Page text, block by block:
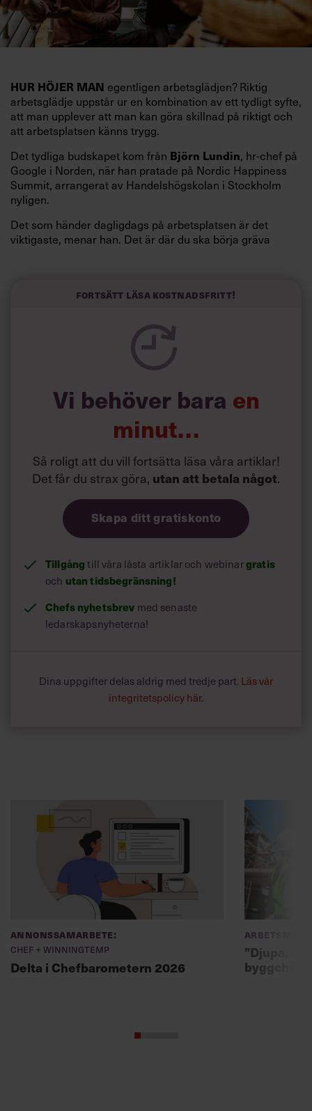
HUR HÖJER MAN egentligen arbetsglädjen? Riktig
arbetsglädje uppstår ur en kombination av ett tydligt syfte,
att man upplever att man kan göra skillnad på riktigt och
att arbetsplatsen känns trygg.
Det tydliga budskapet kom från Björn Lundin, hr-chef på
Google i Norden, när han pratade på Nordic Happiness
Summit, arrangerat av Handelshögskolan i Stockholm
nyligen.
Det som händer dagligdags på arbetsplatsen är det
viktigaste, menar han. Det är där du ska börja gräva
och höjt arbetsglädjen på Google:
Fortsätt läsa kostnadsfritt!
Vi behöver bara en
minut…
Så roligt att du vill fortsätta läsa våra artiklar!
Det får du strax göra, utan att betala något.
Skapa ditt gratiskonto
Tillgångtill våra låsta artiklar och webinargratis
och utan tidsbegränsning!
Chefs nyhetsbrev med senaste
ledarskapsnyheterna!
Dina uppgifter delas aldrig med tredje part. Läs vår
integritetspolicy här.
Annonssamarbete:
Chef + Winningtemp
Delta i Chefbarometern 2026
Arbetsmiljö
”Djupa,